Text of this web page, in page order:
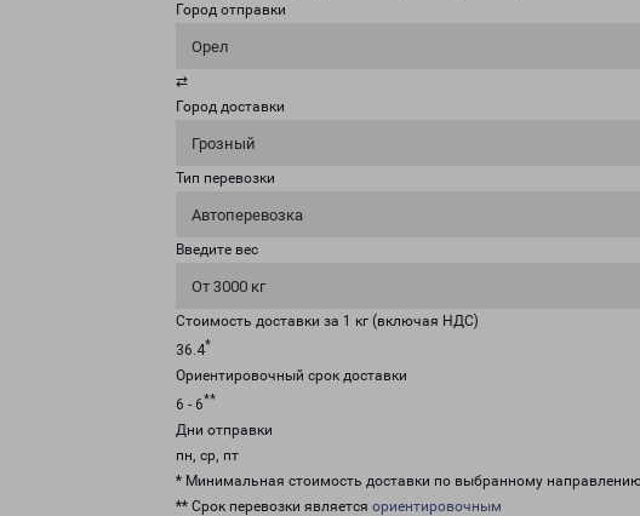
Город отправки
Орел
⇄
Город доставки
Грозный
Тип перевозки
Автоперевозка
Введите вес
От 3000 кг
Стоимость доставки за 1 кг (включая НДС)
36.4*
Ориентировочный срок доставки
6 - 6**
Дни отправки
пн, ср, пт
* Минимальная стоимость доставки по выбранному
** Срок перевозки является ориентировочным